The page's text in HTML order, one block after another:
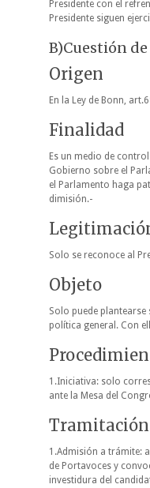
Presidente con el
Presidente siguen
B)Cuestión
Origen
En la Ley de Bonn,
Finalidad
Es un medio de
Gobierno sobre el
el Parlamento haga
dimisión.-
Solo se reconoce al
Objeto
Solo puede
política general. Con
1.Iniciativa: solo
ante la Mesa del
1.Admisión a trámite:
de Portavoces y
investidura del